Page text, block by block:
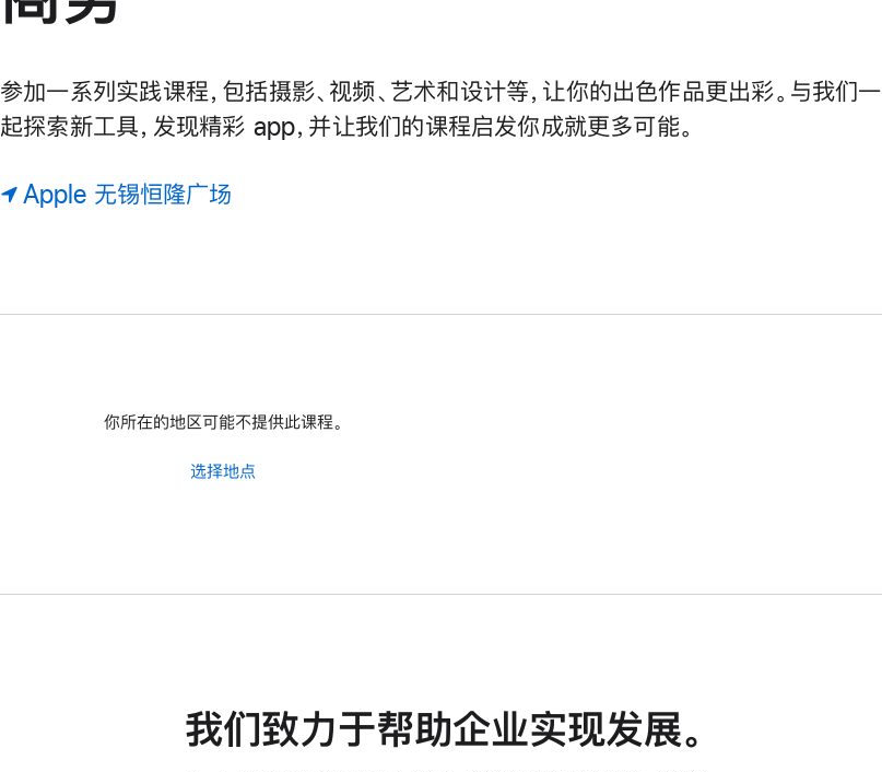
参加一系列实践课程，包括摄影、视频、艺术和设计等，让你的出色作品更出彩。与我们一
起探索新工具，发现精彩 app，并让我们的课程启发你成就更多可能。
Apple 无锡恒隆广场
你所在的地区可能不提供此课程。
选择地点
我们致力于帮助企业实现发展。